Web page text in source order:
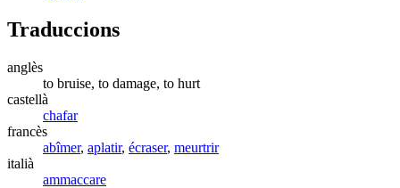
Traduccions
anglès
to bruise, to damage, to hurt
castellà
chafar
francès
abîmer, aplatir, écraser, meurtrir
italià
ammaccare